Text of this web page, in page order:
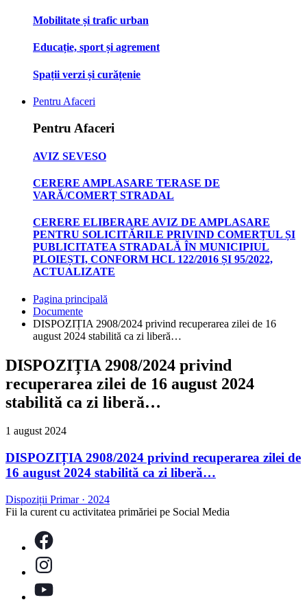
Mobilitate și trafic urban
Educație, sport și agrement
Spații verzi și curățenie
Pentru Afaceri
Pentru Afaceri
AVIZ SEVESO
CERERE AMPLASARE TERASE DE
VARĂ/COMERȚ STRADAL
CERERE ELIBERARE AVIZ DE AMPLASARE
PENTRU SOLICITĂRILE PRIVIND COMERȚUL ȘI
PUBLICITATEA STRADALĂ ÎN MUNICIPIUL
PLOIEȘTI, CONFORM HCL 122/2016 ȘI 95/2022,
ACTUALIZATE
Pagina principală
Documente
DISPOZIȚIA 2908/2024 privind recuperarea zilei de 16
august 2024 stabilită ca zi liberă…
DISPOZIȚIA 2908/2024 privind
recuperarea zilei de 16 august 2024
stabilită ca zi liberă…
1 august 2024
DISPOZIȚIA 2908/2024 privind recuperarea zilei de
16 august 2024 stabilită ca zi liberă…
Dispoziții Primar· 2024
Fii la curent cu activitatea primăriei pe Social Media